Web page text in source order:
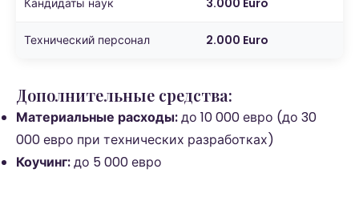
Технический персонал 2.000 Euro
Дополнительные средства:
Материальные расходы:до 10 000 евро (до 30
000 евро при технических разработках)
Коучинг:до 5 000 евро